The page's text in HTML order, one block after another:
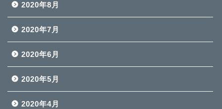
2020年8月
2020年7月
2020年6月
2020年5月
2020年4月